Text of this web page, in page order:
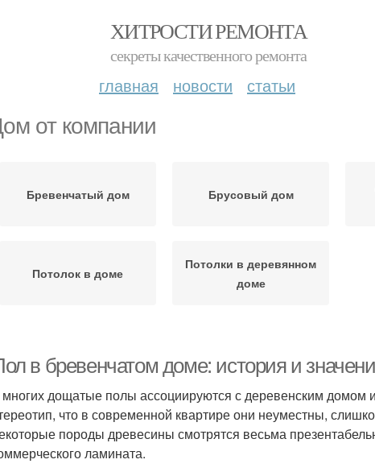
ХИТРОСТИ РЕМОНТА
секреты качественного ремонта
главная новости статьи
от компании
Бревенчатый дом Брусовый дом
Потолок в доме
Потолки в деревянном
доме
в бревенчатом доме: история и
дощатые полы ассоциируются с деревенским домом
что в современной квартире они неуместны,
породы древесины смотрятся весьма
ламината.